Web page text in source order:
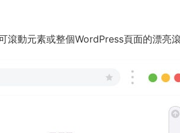
滾動元素或整個WordPress頁面的漂亮滾